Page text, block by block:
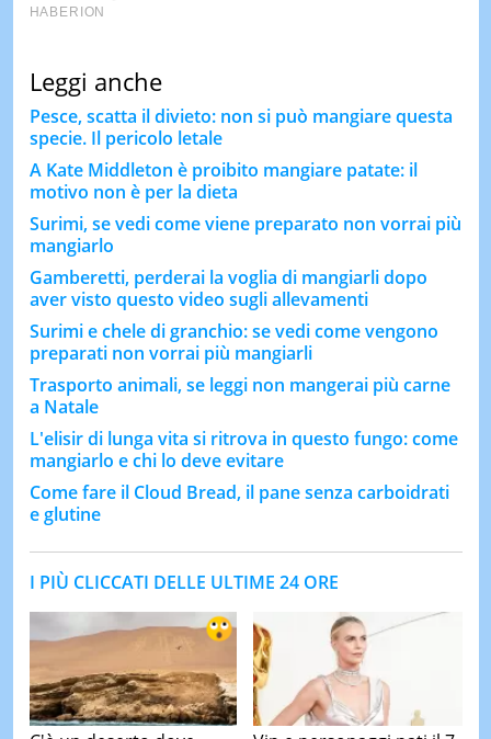
Leggi anche
Pesce, scatta il divieto: non si può mangiare questa
specie. Il pericolo letale
A Kate Middleton è proibito mangiare patate: il
motivo non è per la dieta
Surimi, se vedi come viene preparato non vorrai più
mangiarlo
Gamberetti, perderai la voglia di mangiarli dopo
aver visto questo video sugli allevamenti
Surimi e chele di granchio: se vedi come vengono
preparati non vorrai più mangiarli
Trasporto animali, se leggi non mangerai più carne
a Natale
L'elisir di lunga vita si ritrova in questo fungo: come
mangiarlo e chi lo deve evitare
Come fare il Cloud Bread, il pane senza carboidrati
e glutine
I PIÙ CLICCATI DELLE ULTIME 24 ORE